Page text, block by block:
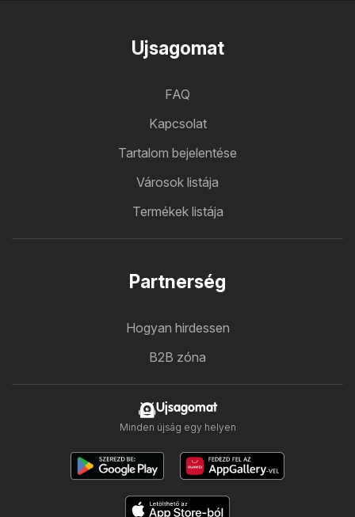
Ujsagomat
FAQ
Kapcsolat
Tartalom bejelentése
Városok listája
Termékek listája
Partnerség
Hogyan hirdessen
B2B zóna
Ujsagomat
Minden újság egy helyen